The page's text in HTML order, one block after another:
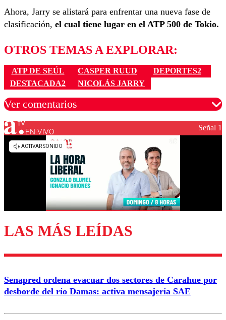
Ahora, Jarry se alistará para enfrentar una nueva fase de
clasificación, el cual tiene lugar en el ATP 500 de Tokio.
OTROS TEMAS A EXPLORAR:
ATP DE SEÚL CASPER RUUD
DEPORTES2
DESTACADA2
NICOLÁS JARRY
Ver comentarios
Los comentarios son moderados para garantizar un
diálogo respetuoso.
Enviar comentario
EN VIVO Señal 1
LAS MÁS LEÍDAS
Senapred ordena evacuar dos sectores de Carahue por
desborde del río Damas: activa mensajería SAE